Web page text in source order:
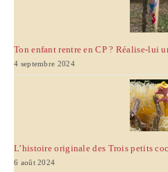
Ton enfant rentre en CP ? Réalise-lui
4 septembre 2024
L’histoire originale des Trois petits
6 août 2024